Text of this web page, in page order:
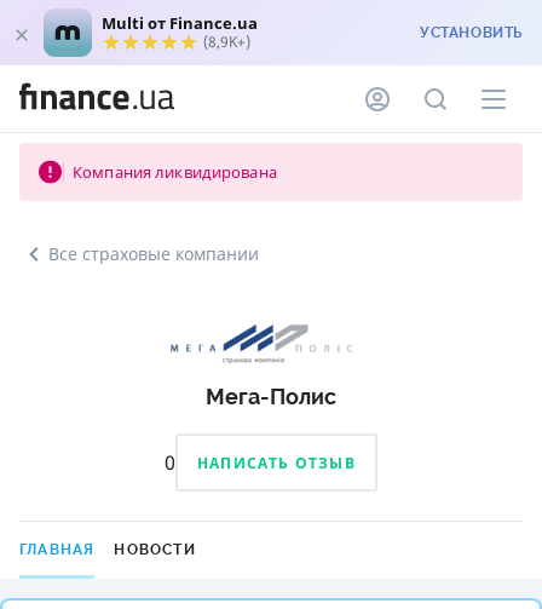
Multi от Finance.ua
(8,9K+) УСТАНОВИТЬ
Компания ликвидирована
Все страховые компании
Мега-Полис
0 НАПИСАТЬ ОТЗЫВ
ГЛАВНАЯ НОВОСТИ